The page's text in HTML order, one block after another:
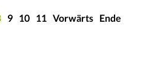
9 10 11 Vorwärts Ende